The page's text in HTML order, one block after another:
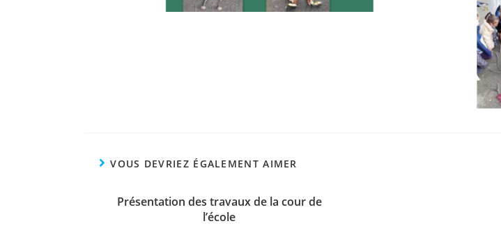
VOUS DEVRIEZ ÉGALEMENT AIMER
Présentation des travaux de la cour de
l’école